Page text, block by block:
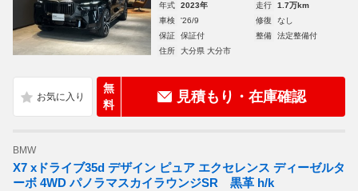
年式 2023年 走行
1.7万km
車検
'26/9 修復
なし
保証
保証付 整備
法定整備付
住所
大分県 大分市
無
料
見積もり・在庫確認
BMW
X7 xドライブ35d デザイン ピュア エクセレンス ディーゼルタ
ーボ 4WD パノラマスカイラウンジSR 黒革 h/k